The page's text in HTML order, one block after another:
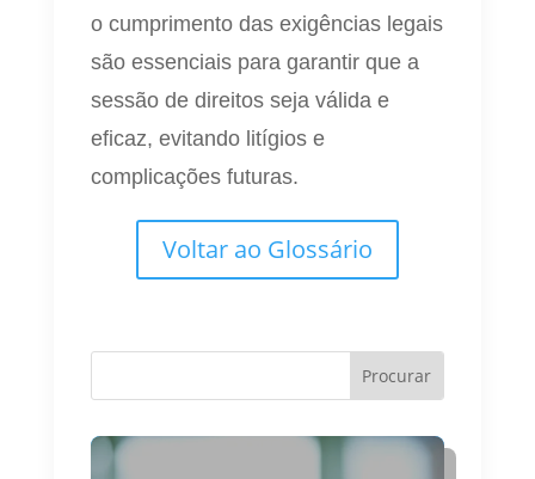
o cumprimento das exigências legais
são essenciais para garantir que a
sessão de direitos seja válida e
eficaz, evitando litígios e
complicações futuras.
Voltar ao Glossário